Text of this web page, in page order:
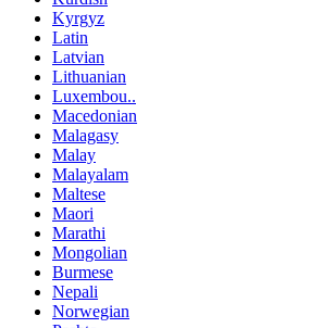
Kyrgyz
Latin
Latvian
Lithuanian
Luxembou..
Macedonian
Malagasy
Malay
Malayalam
Maltese
Maori
Marathi
Mongolian
Burmese
Nepali
Norwegian